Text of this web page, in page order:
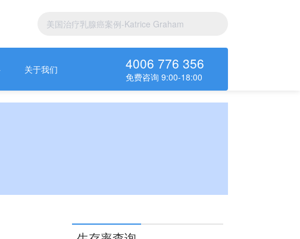
关于我们 4006 776 356
免费咨询 9:00-18:00